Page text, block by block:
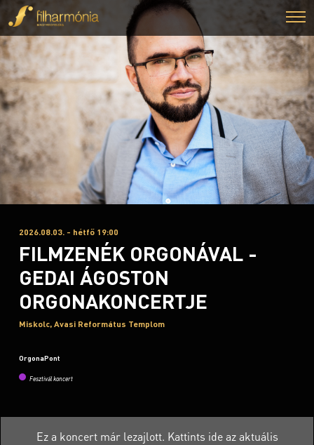
2026.08.03. - hétfő 19:00
FILMZENÉK ORGONÁVAL -
GEDAI ÁGOSTON
ORGONAKONCERTJE
Miskolc, Avasi Református Templom
OrgonaPont
Fesztivál koncert
Ez a koncert már lezajlott. Kattints ide az aktuális